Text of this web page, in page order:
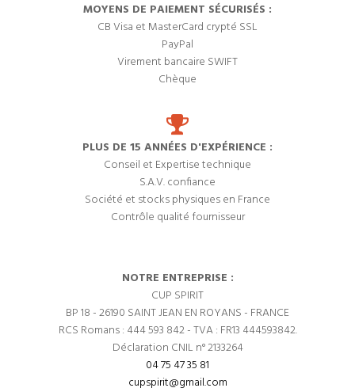
MOYENS DE PAIEMENT SÉCURISÉS :
CB Visa et MasterCard crypté SSL
PayPal
Virement bancaire SWIFT
Chèque
PLUS DE 15 ANNÉES D'EXPÉRIENCE :
Conseil et Expertise technique
S.A.V. confiance
Société et stocks physiques en France
Contrôle qualité fournisseur
NOTRE ENTREPRISE :
CUP SPIRIT
BP 18 - 26190 SAINT JEAN EN ROYANS - FRANCE
RCS Romans : 444 593 842 - TVA : FR13 444593842.
Déclaration CNIL n° 2133264
04 75 47 35 81
cupspirit@gmail.com